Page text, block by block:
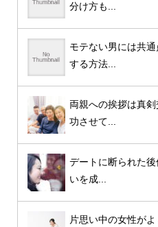
分け方も...
モテない男には共
する方法...
両親への挨拶は真
功させて...
デートに断られた
いを成...
片思い中の女性が